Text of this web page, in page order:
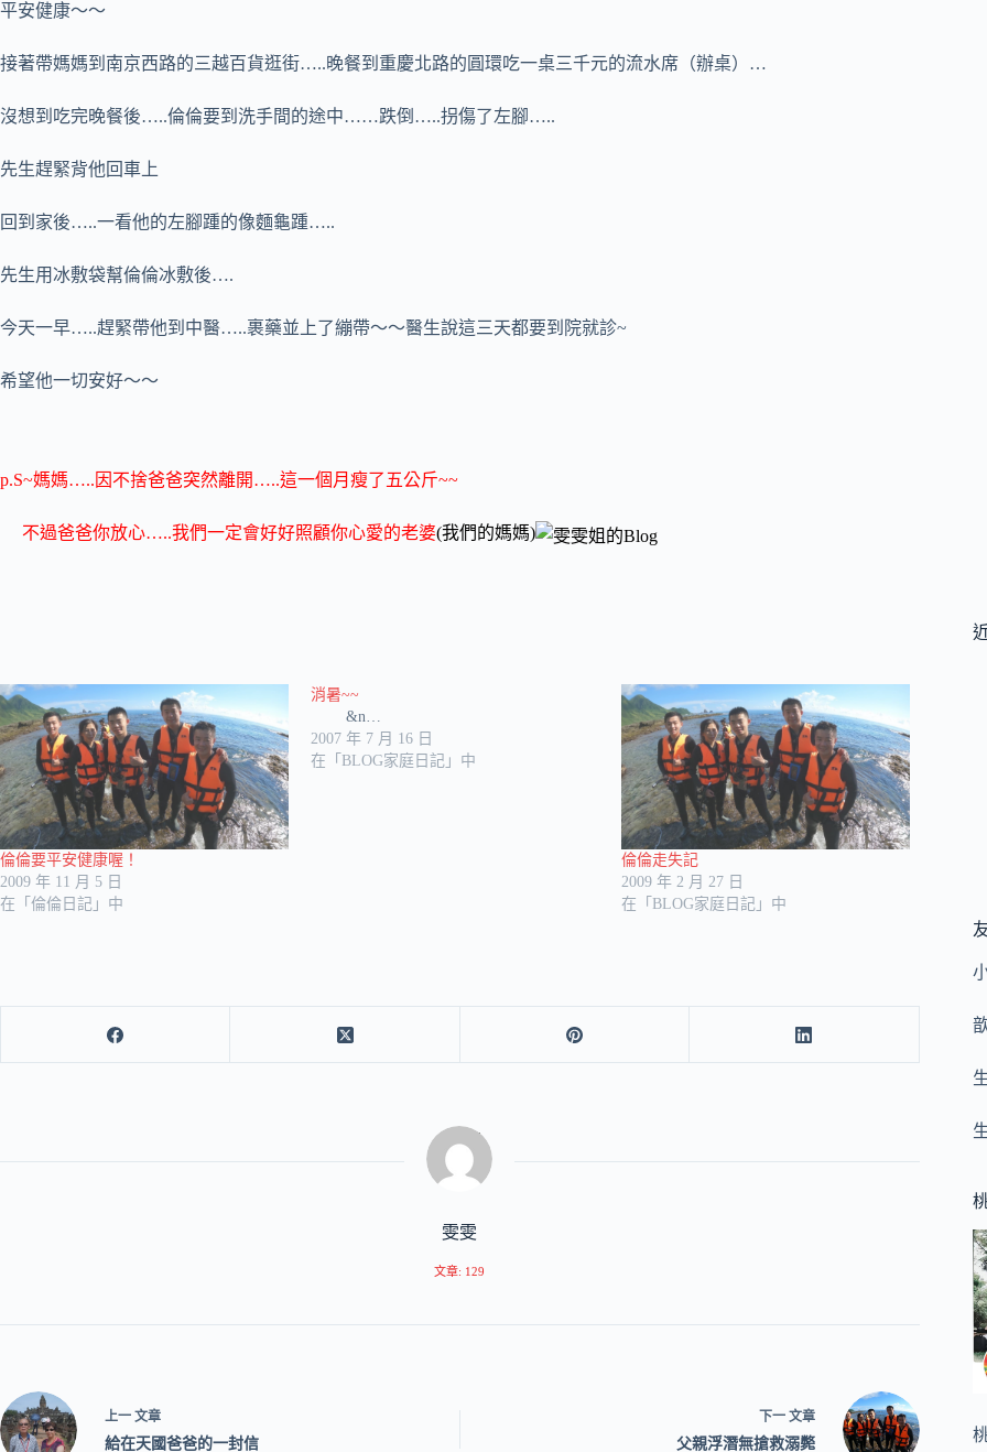
平安健康～～
接著帶媽媽到南京西路的三越百貨逛街…..晚餐到重慶北路的圓環吃一桌三千元的流水席（辦桌）…
沒想到吃完晚餐後…..倫倫要到洗手間的途中……跌倒…..拐傷了左腳…..
先生趕緊背他回車上
回到家後…..一看他的左腳踵的像麵龜踵…..
先生用冰敷袋幫倫倫冰敷後….
今天一早…..趕緊帶他到中醫…..裹藥並上了繃帶～～醫生說這三天都要到院就診~
希望他一切安好～～
p.S~媽媽…..因不捨爸爸突然離開…..這一個月瘦了五公斤~~
不過爸爸你放心…..我們一定會好好照顧你心愛的老婆(我們的媽媽)
倫倫要平安健康喔！
2009 年 11 月 5 日
在「倫倫日記」中
消暑~~
&n…
2007 年 7 月 16 日
在「BLOG家庭日記」中
倫倫走失記
2009 年 2 月 27 日
在「BLOG家庭日記」中
雯雯
文章: 129
上一 文章
給在天國爸爸的一封信
下一 文章
父親浮潛無搶救溺斃